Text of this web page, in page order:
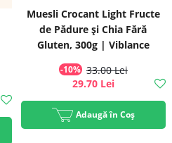
Muesli Crocant Light Fructe
de Pădure și Chia Fără
Gluten, 300g | Viblance
-10% 33.00 Lei
29.70 Lei
Adaugă în Coș